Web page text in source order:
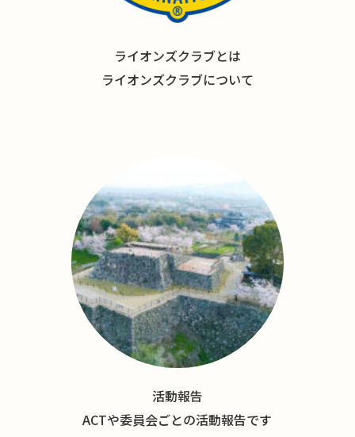
ライオンズクラブとは
ライオンズクラブについて
活動報告
ACTや委員会ごとの活動報告です